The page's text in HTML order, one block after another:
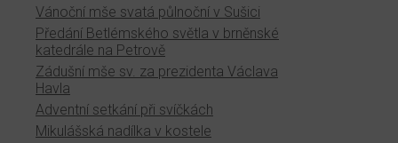
Vánoční mše svatá půlnoční v Sušici
Předání Betlémského světla v brněnské
katedrále na Petrově
Zádušní mše sv. za prezidenta Václava
Havla
Adventní setkání při svíčkách
Mikulášská nadílka v kostele